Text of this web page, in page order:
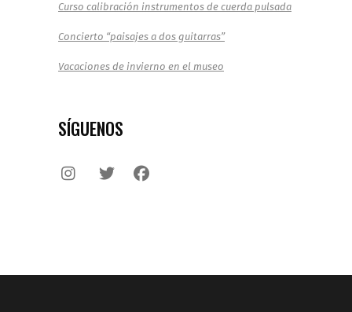
Curso calibración instrumentos de cuerda pulsada
Concierto “paisajes a dos guitarras”
Vacaciones de invierno en el museo
SÍGUENOS